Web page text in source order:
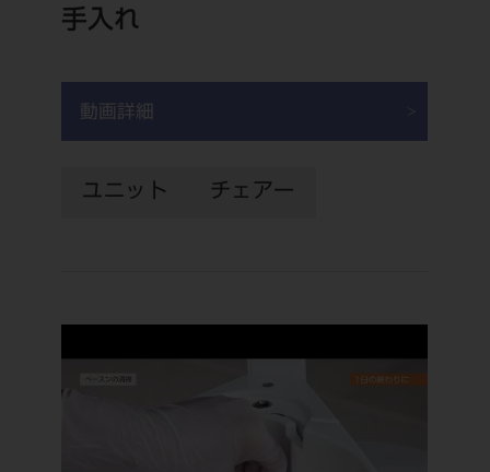
手入れ
動画詳細
ユニット チェアー